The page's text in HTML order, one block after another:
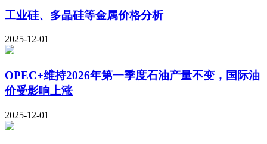
工业硅、多晶硅等金属价格分析
2025-12-01
OPEC+维持2026年第一季度石油产量不变，国际油
价受影响上涨
2025-12-01